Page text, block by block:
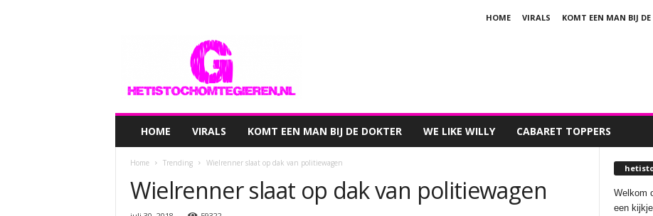
HOME VIRALS KOMT EEN MAN BIJ DE
HOME VIRALS KOMT EEN MAN BIJ DE DOKTER WE LIKE WILLY CABARET TOPPERS
Home Trending Wielrenner slaat op dak van politiewagen
Wielrenner slaat op dak van politiewagen
Welkom
een